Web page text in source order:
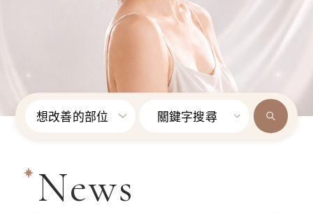
想改善的部位 關鍵字搜尋
News